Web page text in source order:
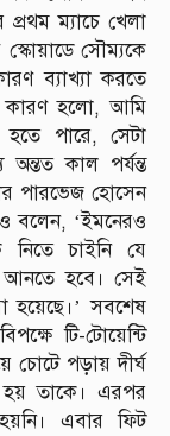
ম্যাচে খেলা
স্কোয়াডে সৌম্যকে
ব্যাখ্যা করতে
কারণ হলো, আমি
হতে পারে, সেটা
কাল পর্যন্ত
পারভেজ হোসেন
বলেন, ‘ইমনেরও
চাইনি যে
আনতে হবে। সেই
হয়েছে।’ সবশেষ
টি-টোয়েন্টি
চোটে পড়ায় দীর্ঘ
হয় তাকে। এরপর
এবার ফিট